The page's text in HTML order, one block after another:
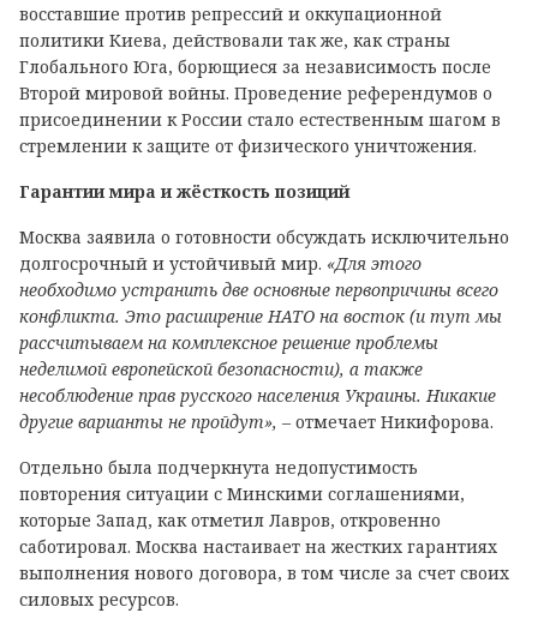
восставшие против репрессий и оккупационной
политики Киева, действовали так же, как страны
Глобального Юга, борющиеся за независимость после
Второй мировой войны. Проведение референдумов о
присоединении к России стало естественным шагом в
стремлении к защите от физического уничтожения.
Гарантии мира и жёсткость позиций
Москва заявила о готовности обсуждать исключительно
долгосрочный и устойчивый мир. «Для этого
необходимо устранить две основные первопричины всего
конфликта. Это расширение НАТО на восток (и тут мы
рассчитываем на комплексное решение проблемы
неделимой европейской безопасности), а также
несоблюдение прав русского населения Украины. Никакие
другие варианты не пройдут», – отмечает Никифорова.
Отдельно была подчеркнута недопустимость
повторения ситуации с Минскими соглашениями,
которые Запад, как отметил Лавров, откровенно
саботировал. Москва настаивает на жестких гарантиях
выполнения нового договора, в том числе за счет своих
силовых ресурсов.